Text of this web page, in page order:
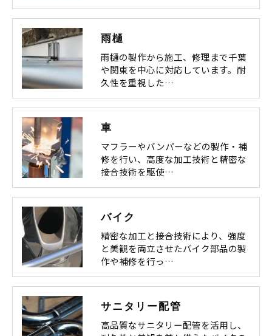
雨樋
雨樋の製作から施工、修理まで千葉
や関東を中心に対応しています。耐
久性を重視した…
車
マフラーやバンパーなどの製作・補
修を行い、高度な加工技術と精密な
接合技術を駆使…
バイク
精密な加工と接合技術により、強度
と美観を両立させたバイク部品の製
作や補修を行っ…
サニタリー配管
高品質なサニタリー配管を活用し、